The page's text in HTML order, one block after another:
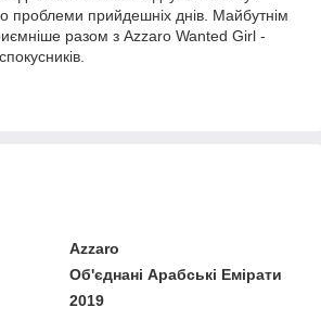
проблеми прийдешніх днів. Майбутнім
разом з Azzaro Wanted Girl -
Azzaro
Об'єднані Арабські Емірати
2019